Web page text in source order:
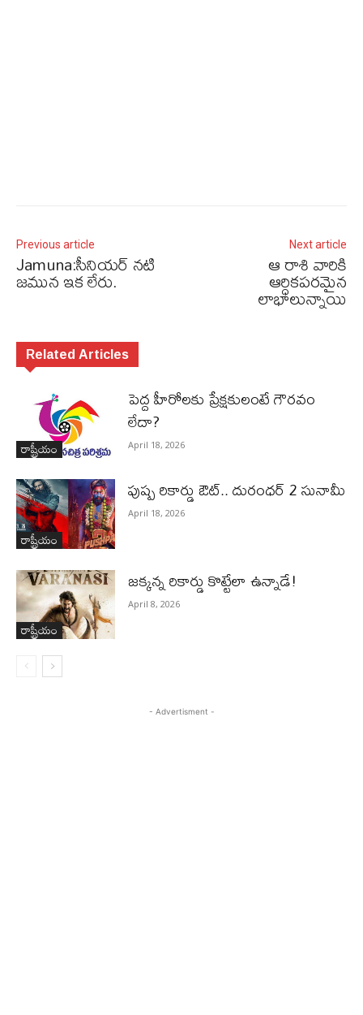
Previous article
Jamuna:సీనియర్ నటి
జమున ఇక లేరు.
Next article
ఆ రాశి వారికి
ఆర్ధికపరమైన
లాభాలున్నాయి
Related Articles
రాష్ట్రీయం
పెద్ద హీరోల‌కు ప్రేక్ష‌కులంటే గౌర‌వం
లేదా?
April 18, 2026
రాష్ట్రీయం
పుష్ప రికార్డు ఔట్‌.. దురంధ‌ర్ 2 సునామీ
April 18, 2026
రాష్ట్రీయం
జ‌క్క‌న్న రికార్డు కొట్టేలా ఉన్నాడే!
April 8, 2026
- Advertisment -